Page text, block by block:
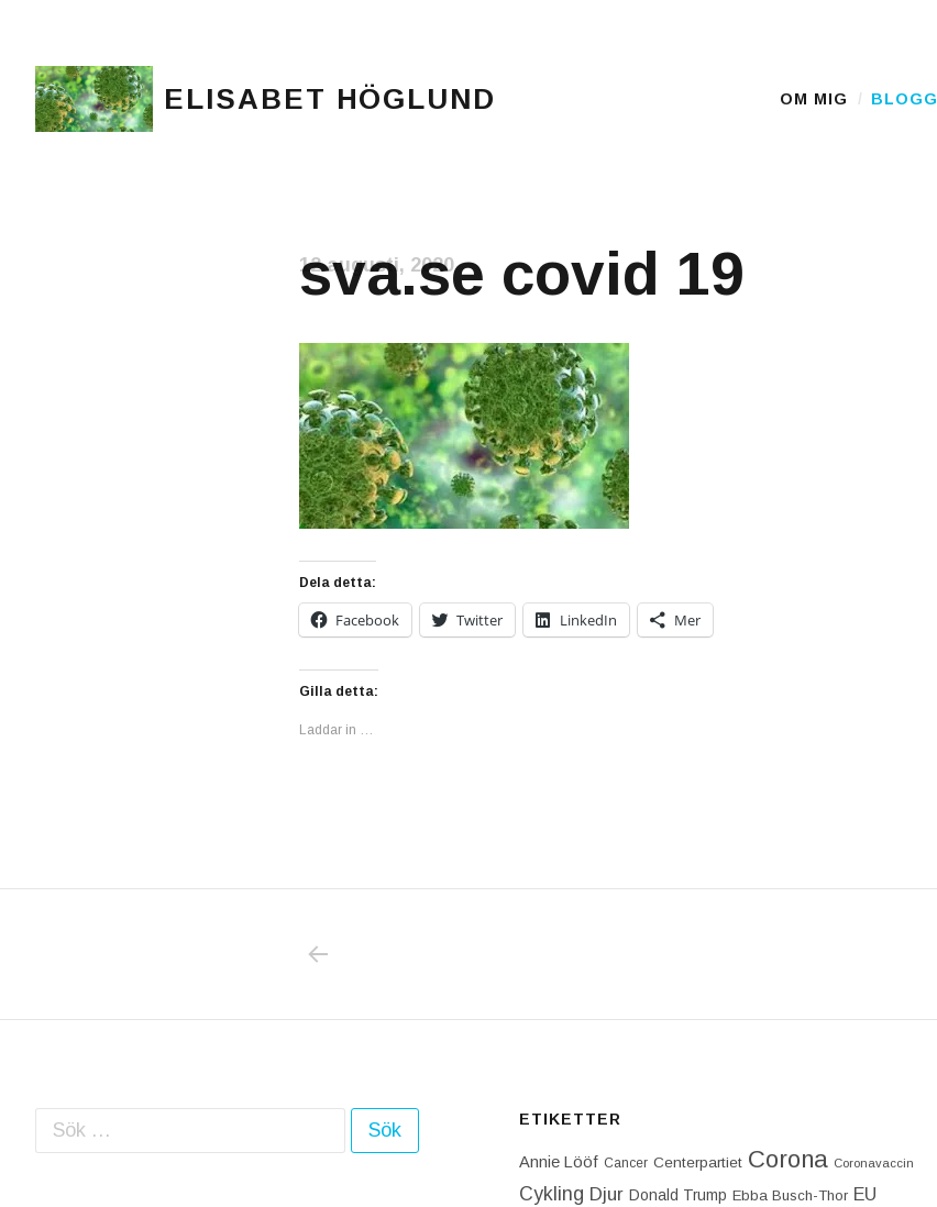
ELISABET HÖGLUND Main Menu
OM MIG BLOGG
sva.se covid 19
12 augusti, 2020
Dela detta:
Facebook Twitter LinkedIn Mer
Gilla detta:
Laddar in …
Sök efter: ETIKETTER
Annie Lööf Cancer Centerpartiet‎ Corona Coronavaccin
Cykling Djur Donald Trump Ebba Busch-Thor EU